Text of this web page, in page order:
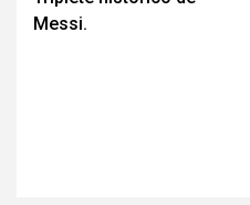
de
Messi.